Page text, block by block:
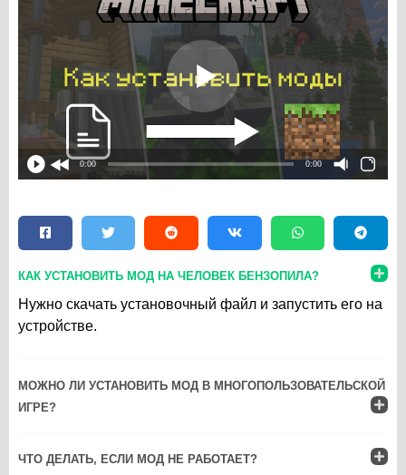
0:00 0:00
КАК УСТАНОВИТЬ МОД НА ЧЕЛОВЕК БЕНЗОПИЛА?
Нужно скачать установочный файл и запустить его на
устройстве.
МОЖНО ЛИ УСТАНОВИТЬ МОД В МНОГОПОЛЬЗОВАТЕЛЬСКОЙ
ИГРЕ?
ЧТО ДЕЛАТЬ, ЕСЛИ МОД НЕ РАБОТАЕТ?